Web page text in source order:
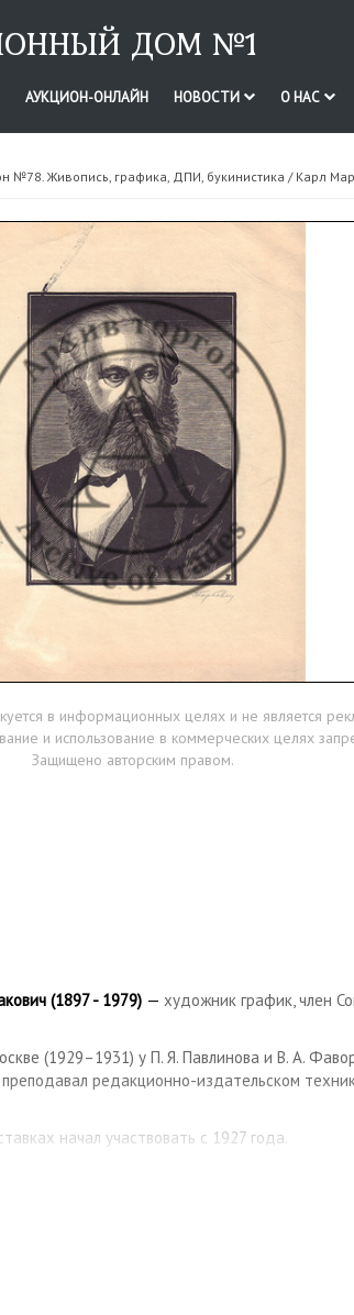
ДОМ №1
АУКЦИОН-ОНЛАЙН НОВОСТИ О НАС
№78. Живопись, графика, ДПИ, букинистика / Карл
в информационных целях и не является
и использование в коммерческих целях
Защищено авторским правом.
(1897 - 1979) — художник график, член
(1929–1931) у П. Я. Павлинова и В. А.
редакционно-издательском
начал участвовать с 1927 года.